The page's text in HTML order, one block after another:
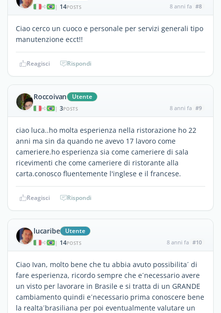
| 14POSTS 8 anni fa #8
Ciao cerco un cuoco e personale per servizi generali tipo
manutenzione ecct!!
Reagisci Rispondi
Roccoivan Utente
| 3POSTS 8 anni fa #9
ciao luca..ho molta esperienza nella ristorazione ho 22
anni ma sin da quando ne avevo 17 lavoro come
cameriere.ho esperienza sia come cameriere di sala
ricevimenti che come cameriere di ristorante alla
carta.conosco fluentemente l'inglese e il francese.
Reagisci Rispondi
lucaribe Utente
| 14POSTS 8 anni fa #10
Ciao Ivan, molto bene che tu abbia avuto possibilita´ di
fare esperienza, ricordo sempre che e´necessario avere
un visto per lavorare in Brasile e si tratta di un GRANDE
cambiamento quindi e´necessario prima conoscere bene
la realta´brasiliana per poi eventualmente valutare un